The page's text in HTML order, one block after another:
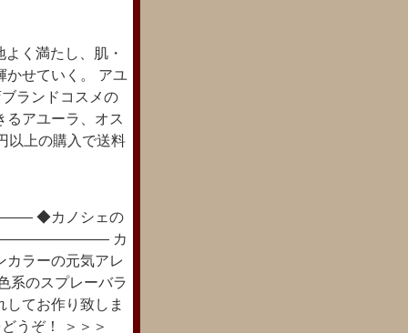
よく満たし、肌・
かせていく。 アユ
ランドコスメの
るアユーラ、オス
以上の購入で送料
カノシェの
カ
カラーの元気アレ
系のスプレーバラ
てお作り致しま
どうぞ！ ＞＞＞